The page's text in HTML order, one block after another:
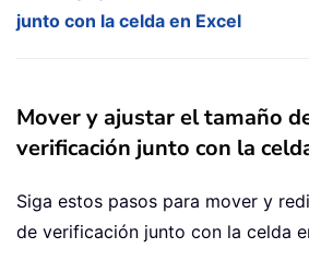
junto con la celda en Excel
Mover y ajustar el tamaño
verificación junto con la
Siga estos pasos para mover y
de verificación junto con la celda